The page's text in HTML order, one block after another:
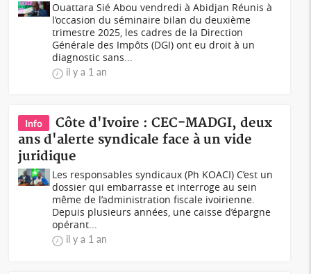
Ouattara Sié Abou vendredi à Abidjan Réunis à
l’occasion du séminaire bilan du deuxième
trimestre 2025, les cadres de la Direction
Générale des Impôts (DGI) ont eu droit à un
diagnostic sans...
il y a 1 an
Info
Côte d'Ivoire : CEC-MADGI, deux
ans d'alerte syndicale face à un vide
juridique
Les responsables syndicaux (Ph KOACI) C’est un
dossier qui embarrasse et interroge au sein
même de l’administration fiscale ivoirienne.
Depuis plusieurs années, une caisse d’épargne
opérant...
il y a 1 an